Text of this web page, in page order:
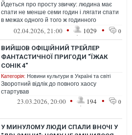
Йдеться про просту звичку: людина має
спати не менше семи годин і лягати спати
в межах одного й того ж годинного
проміжку02.04.2026, 21:00 • 1029 • 0
ВИЙШОВ ОФІЦІЙНИЙ ТРЕЙЛЕР
ФАНТАСТИЧНОЇ ПРИГОДИ "ЇЖАК
СОНІК 4"
Категорія: Новини культури в Україні та світі
Зворотний відлік до повного хаосу
стартував
23.03.2026, 20:00 • 194 • 0
У МИНУЛОМУ ЛЮДИ СПАЛИ ВНОЧІ У